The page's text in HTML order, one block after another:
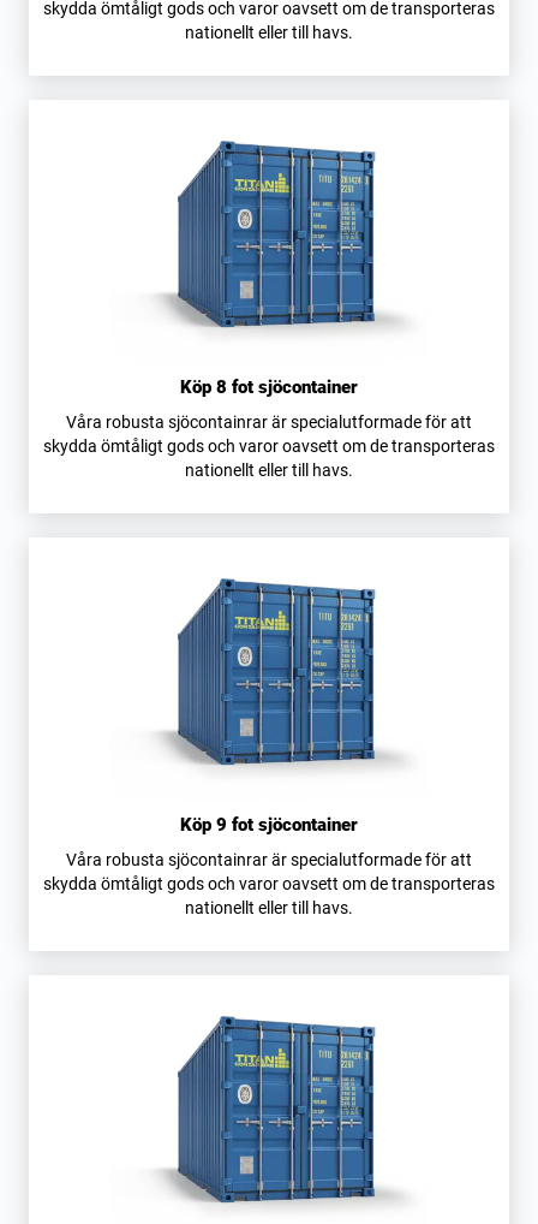
skydda ömtåligt gods och varor oavsett om de transporteras
nationellt eller till havs.
Köp 8 fot sjöcontainer
Våra robusta sjöcontainrar är specialutformade för att
skydda ömtåligt gods och varor oavsett om de transporteras
nationellt eller till havs.
Köp 9 fot sjöcontainer
Våra robusta sjöcontainrar är specialutformade för att
skydda ömtåligt gods och varor oavsett om de transporteras
nationellt eller till havs.